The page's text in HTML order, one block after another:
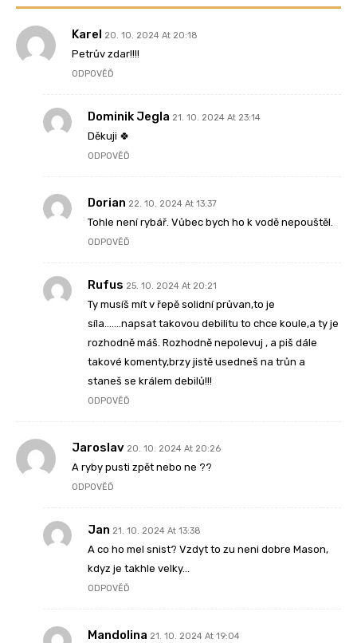
Karel 20. 10. 2024 At 20:18
Petrův zdar!!!!
ODPOVĚĎ
Dominik Jegla 21. 10. 2024 At 23:14
Děkuji 🍀
ODPOVĚĎ
Dorian 22. 10. 2024 At 13:37
Tohle není rybář. Vůbec bych ho k vodě nepouštěl.
ODPOVĚĎ
Rufus 25. 10. 2024 At 20:21
Ty musíš mít v řepě solidní průvan,to je
síla…….napsat takovou debilitu to chce koule,a ty je
rozhodně máš. Rozhodně nepolevuj , a piš dále
takové komenty,brzy jistě usedneš na trůn a
staneš se králem debilů!!!
ODPOVĚĎ
Jaroslav 20. 10. 2024 At 20:26
A ryby pusti zpět nebo ne ??
ODPOVĚĎ
Jan 21. 10. 2024 At 13:38
A co ho mel snist? Vzdyt to zu neni dobre Mason,
kdyz je takhle velky…
ODPOVĚĎ
Mandolina 21. 10. 2024 At 19:04